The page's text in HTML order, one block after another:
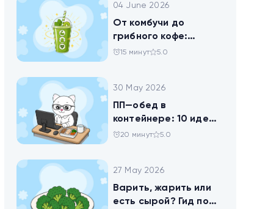
04 June 2026
От комбучи до
грибного кофе:
разбираемся в
15 минут 5.0
30 May 2026
ПП—обед в
контейнере: 10 идей
для офисников,
20 минут 5.0
27 May 2026
Варить, жарить или
есть сырой? Гид по